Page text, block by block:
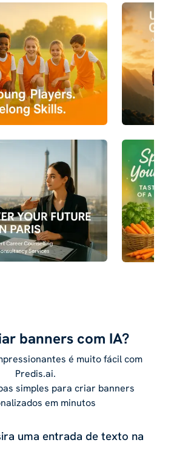
banners com IA?
é muito fácil com
Predis.ai.
simples para criar banners
em minutos
uma entrada de texto na